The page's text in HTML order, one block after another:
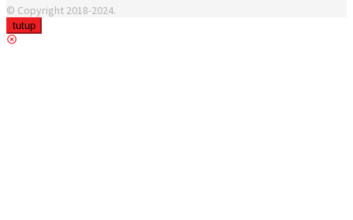
© Copyright 2018-2024.
tutup